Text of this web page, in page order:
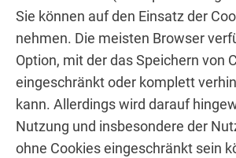
Sie können auf den Einsatz der
nehmen. Die meisten Browser
Option, mit der das Speichern von
eingeschränkt oder komplett
kann. Allerdings wird darauf
Nutzung und insbesondere der
ohne Cookies eingeschränkt sein